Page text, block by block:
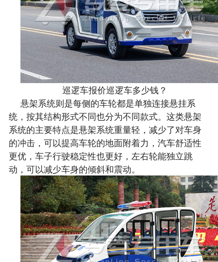
巡逻车报价巡逻车多少钱？
悬架系统则是每侧的车轮都是单独连接悬挂系
统，按其结构形式不同也分为不同款式。这类悬架
系统的主要特点是悬架系统重量轻，减少了对车身
的冲击，可以提高车轮的地面附着力，汽车舒适性
更优，车子行驶稳定性也更好，左右轮能独立跳
动，可以减少车身的倾斜和震动。